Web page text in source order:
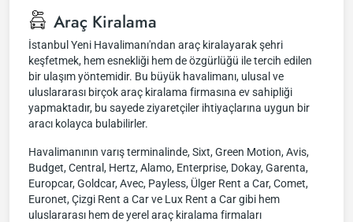
Araç Kiralama
İstanbul Yeni Havalimanı'ndan araç kiralayarak şehri
keşfetmek, hem esnekliği hem de özgürlüğü ile tercih edilen
bir ulaşım yöntemidir. Bu büyük havalimanı, ulusal ve
uluslararası birçok araç kiralama firmasına ev sahipliği
yapmaktadır, bu sayede ziyaretçiler ihtiyaçlarına uygun bir
aracı kolayca bulabilirler.
Havalimanının varış terminalinde, Sixt, Green Motion, Avis,
Budget, Central, Hertz, Alamo, Enterprise, Dokay, Garenta,
Europcar, Goldcar, Avec, Payless, Ülger Rent a Car, Comet,
Euronet, Çizgi Rent a Car ve Lux Rent a Car gibi hem
uluslararası hem de yerel araç kiralama firmaları